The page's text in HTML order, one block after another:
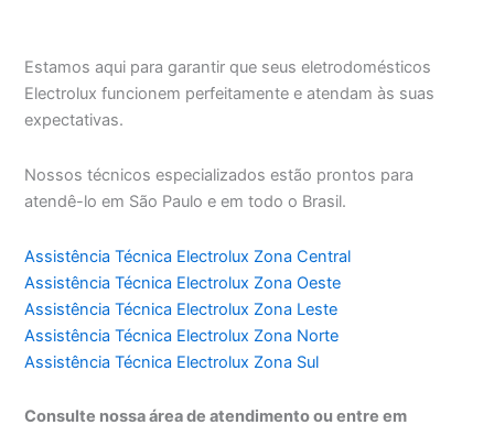
Estamos aqui para garantir que seus eletrodomésticos
Electrolux funcionem perfeitamente e atendam às suas
expectativas.
Nossos técnicos especializados estão prontos para
atendê-lo em São Paulo e em todo o Brasil.
Assistência Técnica Electrolux Zona Central
Assistência Técnica Electrolux Zona Oeste
Assistência Técnica Electrolux Zona Leste
Assistência Técnica Electrolux Zona Norte
Assistência Técnica Electrolux Zona Sul
Consulte nossa área de atendimento ou entre em